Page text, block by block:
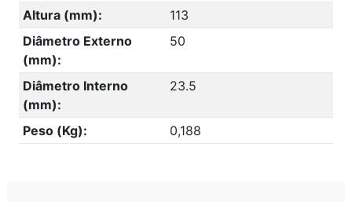
Altura (mm):
113
Diâmetro Externo
(mm):
50
Diâmetro Interno
(mm):
23.5
Peso (Kg): 0,188